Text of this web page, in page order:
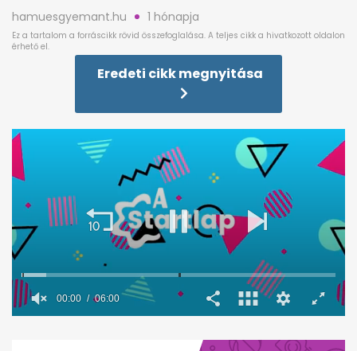
hamuesgyemant.hu 1 hónapja
Eredeti cikk megnyitása
00:01 06:00